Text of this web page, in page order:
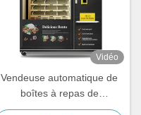
Vidéo
Vendeuse automatique de
boîtes à repas de
restauration rapide en libre-